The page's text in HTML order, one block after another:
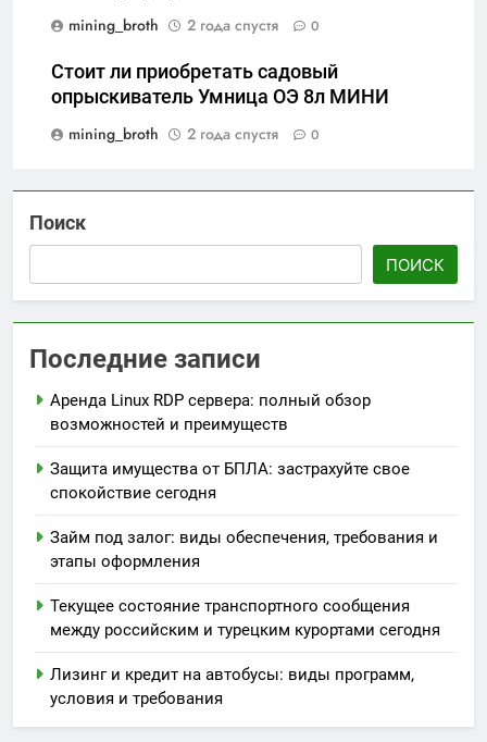
mining_broth
2 года спустя 0
Стоит ли приобретать садовый
опрыскиватель Умница ОЭ 8л МИНИ
mining_broth
2 года спустя 0
Поиск
ПОИСК
Последние записи
Аренда Linux RDP сервера: полный обзор
возможностей и преимуществ
Защита имущества от БПЛА: застрахуйте свое
спокойствие сегодня
Займ под залог: виды обеспечения, требования и
этапы оформления
Текущее состояние транспортного сообщения
между российским и турецким курортами сегодня
Лизинг и кредит на автобусы: виды программ,
условия и требования